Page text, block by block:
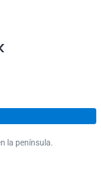
la península.